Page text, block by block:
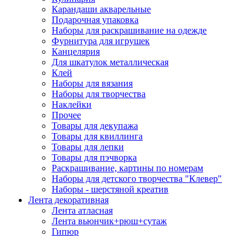
Карандаши акварельные
Подарочная упаковка
Наборы для раскрашивание на одежде
Фурнитура для игрушек
Канцелярия
Для шкатулок металлическая
Клей
Наборы для вязания
Наборы для творчества
Наклейки
Прочее
Товары для декупажа
Товары для квиллинга
Товары для лепки
Товары для пэчворка
Раскрашивание, картины по номерам
Наборы для детского творчества "Клевер"
Наборы - шерстяной креатив
Лента декоративная
Лента атласная
Лента вьюнчик+рюш+сутаж
Гипюр